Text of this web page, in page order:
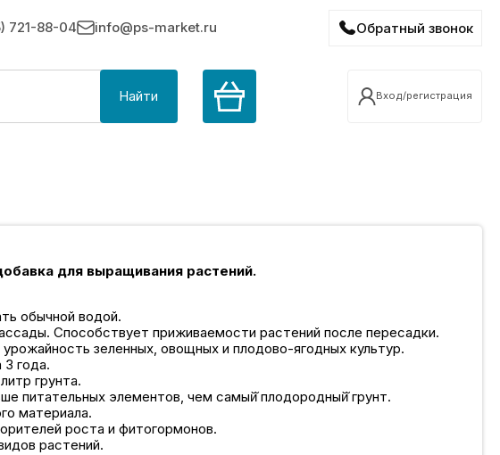
721-88-04 info@ps-market.ru Обратный звонок
Найти Вход/регистрация
для выращивания растений.
обычной водой.
Способствует приживаемости растений после пересадки.
зеленных, овощных и плодово-ягодных культур.
года.
грунта.
питательных элементов, чем самый̆ плодородный̆ грунт.
материала.
роста и фитогормонов.
растений.